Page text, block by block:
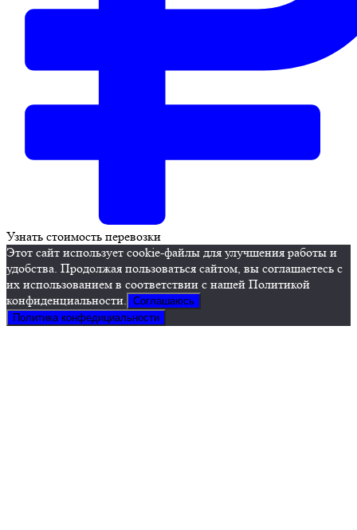
Узнать стоимость перевозки
Этот сайт использует cookie-файлы для улучшения работы и
удобства. Продолжая пользоваться сайтом, вы соглашаетесь с
их использованием в соответствии с нашей Политикой
конфиденциальности. Соглашаюсь
Политика конфедициальности